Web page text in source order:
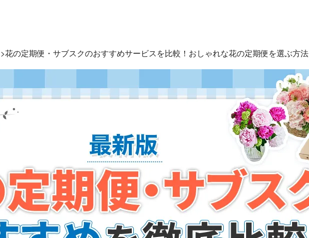
>花の定期便・サブスクのおすすめサービスを比較！おしゃれな花の定期便を選ぶ方法